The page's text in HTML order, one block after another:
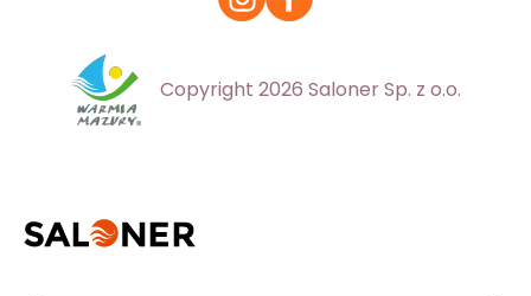
Copyright 2026 Saloner Sp. z o.o.